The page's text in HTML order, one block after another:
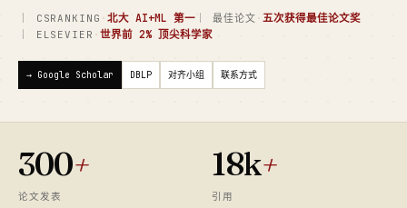
｜ CSRANKING · 北大 AI+ML 第一｜ 最佳论文 · 五次获得最佳论文奖
｜ ELSEVIER · 世界前 2% 顶尖科学家
→ Google Scholar DBLP 对齐小组 联系方式
300+
论文发表
18k+
引用